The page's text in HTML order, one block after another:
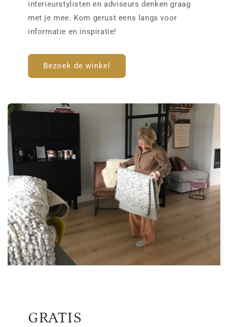
interieurstylisten en adviseurs denken graag
met je mee. Kom gerust eens langs voor
informatie en inspiratie!
Bezoek de winkel
GRATIS